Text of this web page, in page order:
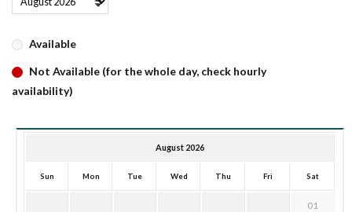
Available
Not Available (for the whole day, check hourly
availability)
August 2026
Sun Mon Tue Wed Thu Fri Sat
01